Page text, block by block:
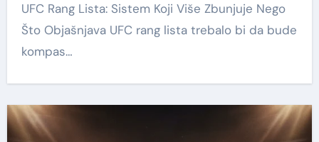
UFC Rang Lista: Sistem Koji Više Zbunjuje Nego
Što Objašnjava UFC rang lista trebalo bi da bude
kompas…